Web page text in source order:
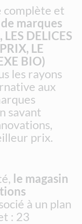
complète et
marques
DELICES
LE
BIO)
les rayons
aux
savant
prix.
le magasin
à un plan
: 23